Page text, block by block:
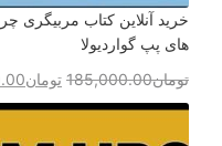
خرید آنلاین کتاب مربیگری
های پپ گواردیولا
تومان185,000.00 تومان